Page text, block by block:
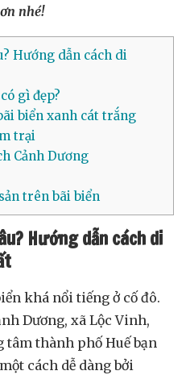
nhé!
Hướng dẫn cách di
gì đẹp?
biển xanh cát trắng
trại
Cảnh Dương
trên bãi biển
Hướng dẫn cách di
khá nổi tiếng ở cố đô.
Dương, xã Lộc Vinh,
thành phố Huế bạn
cách dễ dàng bởi